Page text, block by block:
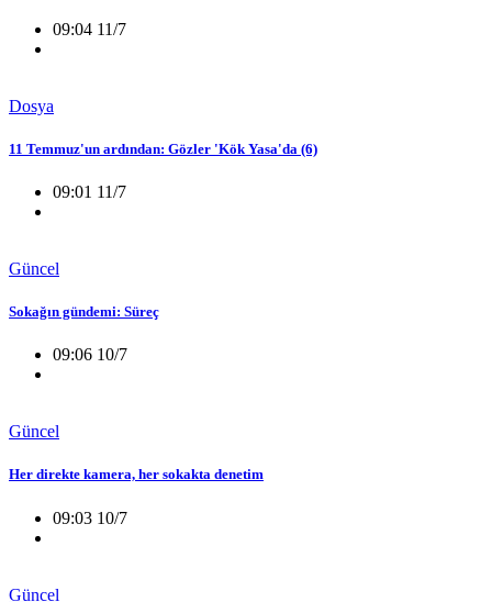
09:04 11/7
Dosya
11 Temmuz'un ardından: Gözler 'Kök Yasa'da (6)
09:01 11/7
Güncel
Sokağın gündemi: Süreç
09:06 10/7
Güncel
Her direkte kamera, her sokakta denetim
09:03 10/7
Güncel